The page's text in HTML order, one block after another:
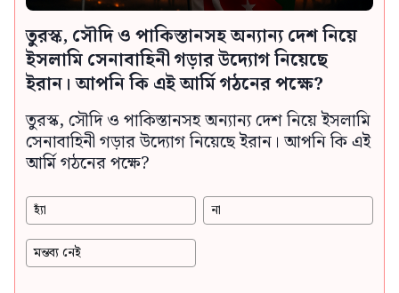
তুরস্ক, সৌদি ও পাকিস্তানসহ অন্যান্য দেশ নিয়ে
ইসলামি সেনাবাহিনী গড়ার উদ্যোগ নিয়েছে
ইরান। আপনি কি এই আর্মি গঠনের পক্ষে?
তুরস্ক, সৌদি ও পাকিস্তানসহ অন্যান্য দেশ নিয়ে ইসলামি
সেনাবাহিনী গড়ার উদ্যোগ নিয়েছে ইরান। আপনি কি এই
আর্মি গঠনের পক্ষে?
হ্যাঁ না
মন্তব্য নেই